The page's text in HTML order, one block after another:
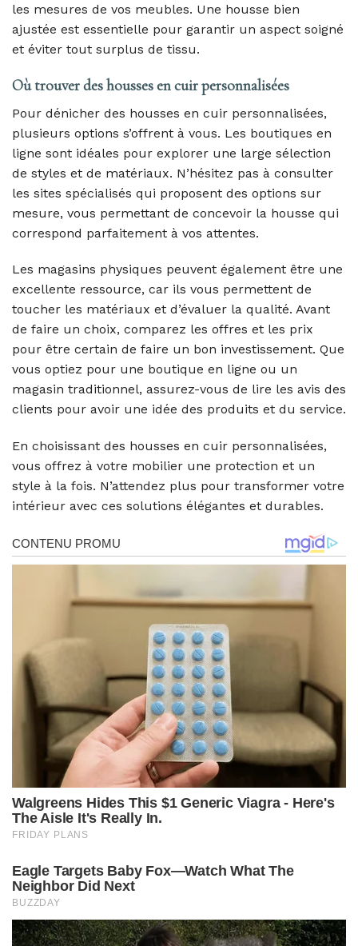
les mesures de vos meubles. Une housse bien
ajustée est essentielle pour garantir un aspect soigné
et éviter tout surplus de tissu.
Où trouver des housses en cuir personnalisées
Pour dénicher des housses en cuir personnalisées,
plusieurs options s’offrent à vous. Les boutiques en
ligne sont idéales pour explorer une large sélection
de styles et de matériaux. N’hésitez pas à consulter
les sites spécialisés qui proposent des options sur
mesure, vous permettant de concevoir la housse qui
correspond parfaitement à vos attentes.
Les magasins physiques peuvent également être une
excellente ressource, car ils vous permettent de
toucher les matériaux et d’évaluer la qualité. Avant
de faire un choix, comparez les offres et les prix
pour être certain de faire un bon investissement. Que
vous optiez pour une boutique en ligne ou un
magasin traditionnel, assurez-vous de lire les avis des
clients pour avoir une idée des produits et du service.
En choisissant des housses en cuir personnalisées,
vous offrez à votre mobilier une protection et un
style à la fois. N’attendez plus pour transformer votre
intérieur avec ces solutions élégantes et durables.